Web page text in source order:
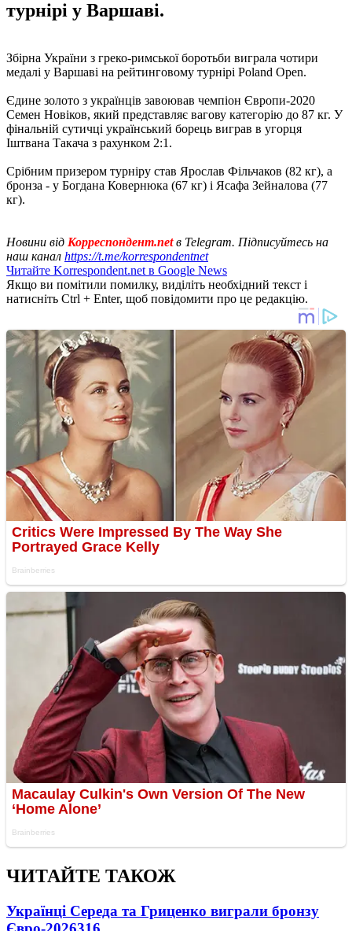
турнірі у Варшаві.
Збірна України з греко-римської боротьби виграла чотири
медалі у Варшаві на рейтинговому турнірі Poland Open.
Єдине золото з українців завоював чемпіон Європи-2020
Семен Новіков, який представляє вагову категорію до 87 кг. У
фінальній сутичці український борець виграв в угорця
Іштвана Такача з рахунком 2:1.
Срібним призером турніру став Ярослав Фільчаков (82 кг), а
бронза - у Богдана Ковернюка (67 кг) і Ясафа Зейналова (77
кг).
Новини від Корреспондент.netв Telegram. Підписуйтесь на
наш канал https://t.me/korrespondentnet
Читайте Korrespondent.net в Google News
Якщо ви помітили помилку, виділіть необхідний текст і
натисніть Ctrl + Enter, щоб повідомити про це редакцію.
ЧИТАЙТЕ ТАКОЖ
Українці Середа та Гриценко виграли бронзу